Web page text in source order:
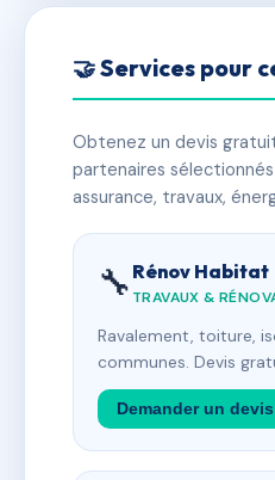
🤝 Services pour
Obtenez un devis
partenaires
assurance, travaux,
🔧 Rénov Habitat
TRAVAUX &
Ravalement, toiture,
communes. Devis
Demander un